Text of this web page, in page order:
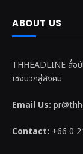
ABOUT US
THHEADLINE สื่อ
เชิงบวกสู่สังคม
Email Us:
Contact: +66 0